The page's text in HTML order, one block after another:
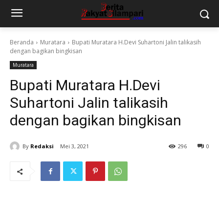
Beranda Muratara
Bupati Muratara H.Devi Suhartoni Jalin talikasih
dengan bagikan bingkisan
Muratara
Bupati Muratara H.Devi
Suhartoni Jalin talikasih
dengan bagikan bingkisan
By Redaksi Mei 3, 2021 0
296